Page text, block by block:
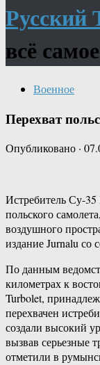
Русский
всё
Военное
Перехват
Опубликовано ·
Истребитель Су-
польского
воздушного
издание Jurnalu
По данным
километрах к
Turbolet,
перехвачен
создали высокий
вызвав серьезные
отметили в